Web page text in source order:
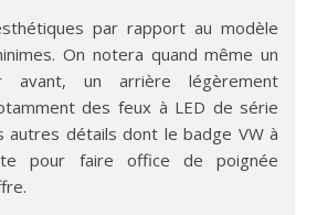
par rapport au modèle
On notera quand même un
avant, un arrière légèrement
des feux à LED de série
autres détails dont le badge VW à
pour faire office de poignée